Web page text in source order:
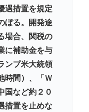
遇措置を規定
ぼる。開発途
場合、関税の
に補助金を与
ンプ米大統領
時間）、「Ｗ
国など約２０
措置を止めな